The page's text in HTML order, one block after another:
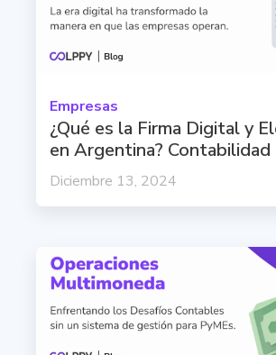
Empresas
¿Qué es la Firma Digital y
en Argentina? Contabilidad
Diciembre 13, 2024